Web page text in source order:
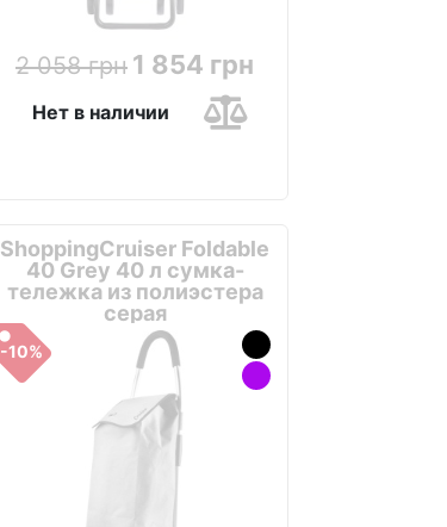
2 058 грн 1 854 грн
Нет в наличии
ShoppingCruiser Foldable
40 Grey 40 л сумка-
тележка из полиэстера
серая
-10%